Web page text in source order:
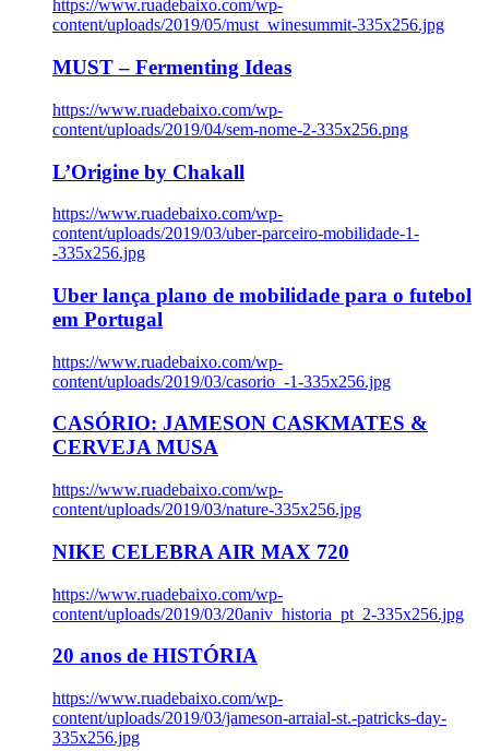
https://www.ruadebaixo.com/wp-
content/uploads/2019/05/must_winesummit-335x256.jpg
MUST – Fermenting Ideas
https://www.ruadebaixo.com/wp-
content/uploads/2019/04/sem-nome-2-335x256.png
L’Origine by Chakall
https://www.ruadebaixo.com/wp-
content/uploads/2019/03/uber-parceiro-mobilidade-1-
-335x256.jpg
Uber lança plano de mobilidade para o futebol
em Portugal
https://www.ruadebaixo.com/wp-
content/uploads/2019/03/casorio_-1-335x256.jpg
CASÓRIO: JAMESON CASKMATES &
CERVEJA MUSA
https://www.ruadebaixo.com/wp-
content/uploads/2019/03/nature-335x256.jpg
NIKE CELEBRA AIR MAX 720
https://www.ruadebaixo.com/wp-
content/uploads/2019/03/20aniv_historia_pt_2-335x256.jpg
20 anos de HISTÓRIA
https://www.ruadebaixo.com/wp-
content/uploads/2019/03/jameson-arraial-st.-patricks-day-
335x256.jpg